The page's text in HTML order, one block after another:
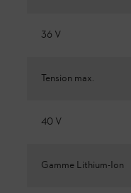
36 V
Tension max.
40 V
Gamme Lithium-Ion